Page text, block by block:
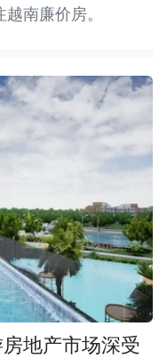
南廉价房。
地产市场深受